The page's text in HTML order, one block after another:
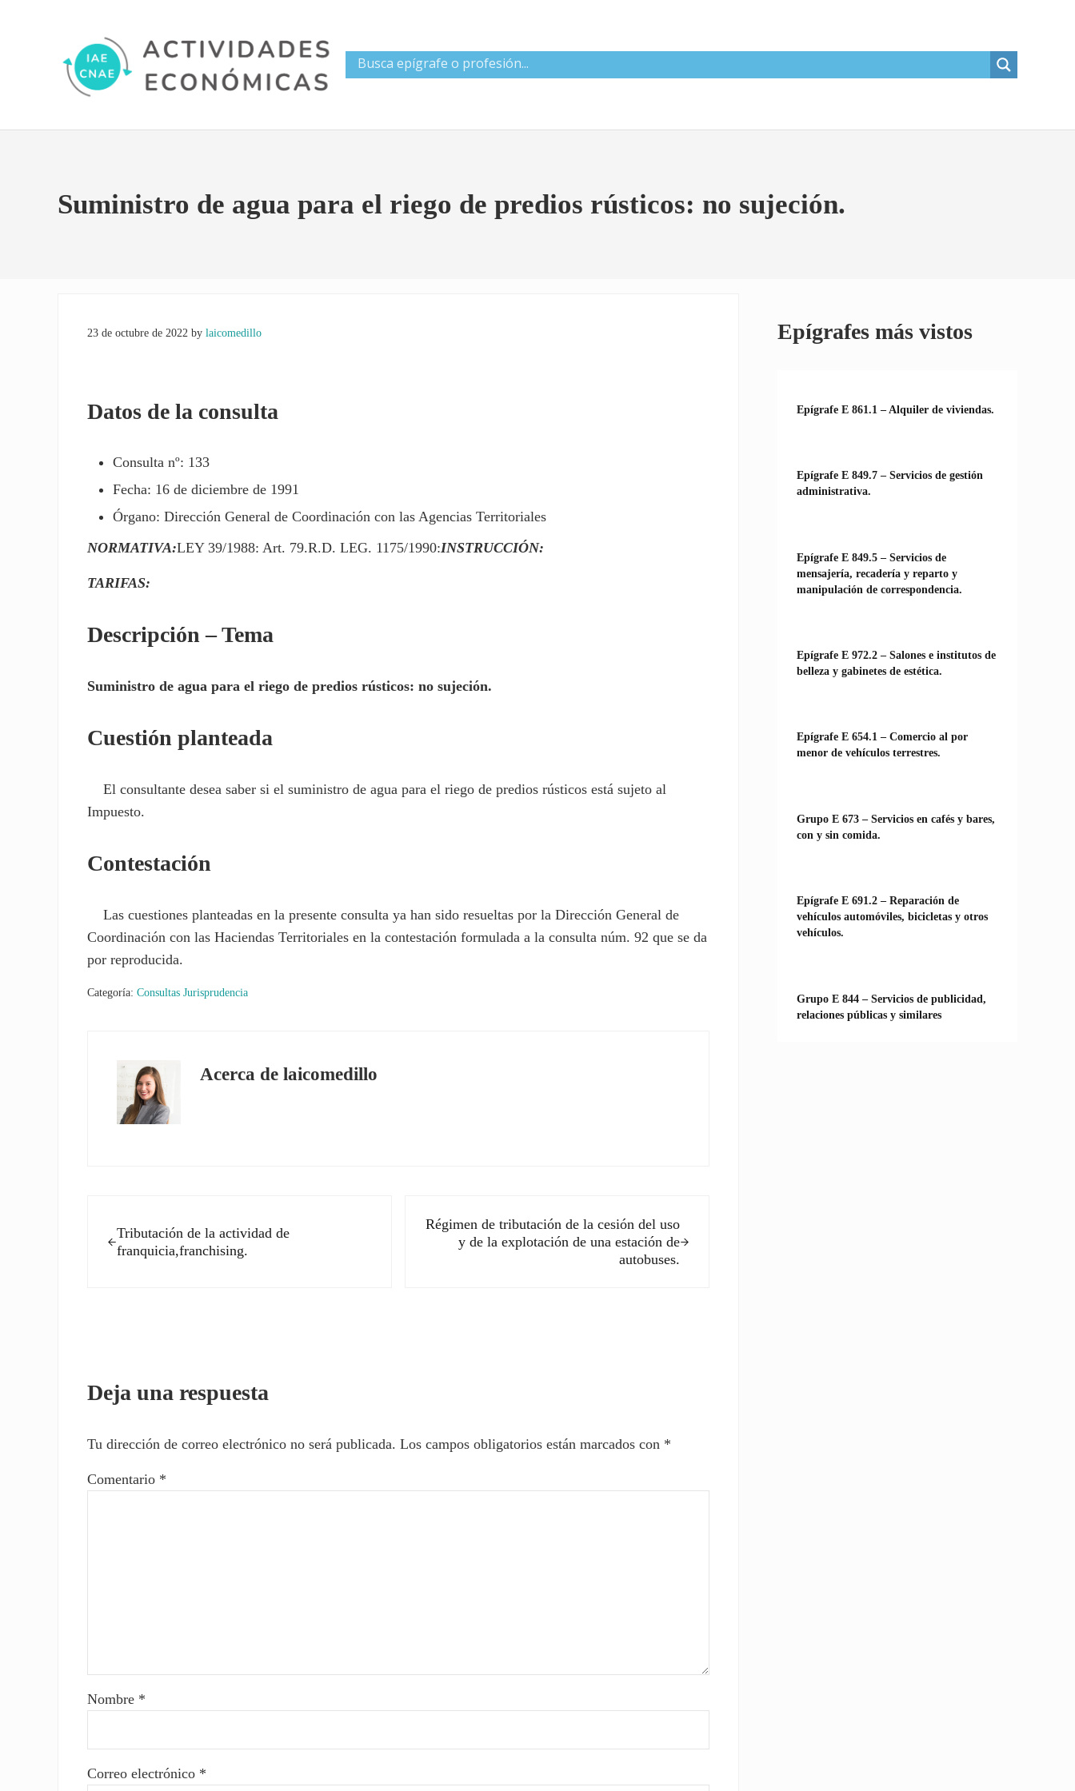
Suministro de agua para el riego de predios rústicos: no sujeción.
23 de octubre de 2022 bylaicomedillo
Datos de la consulta
Consulta nº: 133
Fecha: 16 de diciembre de 1991
Órgano: Dirección General de Coordinación con las Agencias Territoriales
NORMATIVA:LEY 39/1988: Art. 79.R.D. LEG. 1175/1990:INSTRUCCIÓN:
TARIFAS:
Descripción – Tema
Suministro de agua para el riego de predios rústicos: no sujeción.
Cuestión planteada
El consultante desea saber si el suministro de agua para el riego de predios rústicos está sujeto al
Impuesto.
Contestación
Las cuestiones planteadas en la presente consulta ya han sido resueltas por la Dirección General de
Coordinación con las Haciendas Territoriales en la contestación formulada a la consulta núm. 92 que se da
por reproducida.
Categoría:Consultas Jurisprudencia
Acerca delaicomedillo
Tributación de la actividad de
franquicia,franchising.
Régimen de tributación de la cesión del uso
y de la explotación de una estación de
autobuses.
Deja una respuesta
Tu dirección de correo electrónico no será publicada. Los campos obligatorios están marcados con *
Comentario *
Nombre *
Correo electrónico *
Epígrafes más vistos
Epígrafe E 861.1 – Alquiler de viviendas.
Epígrafe E 849.7 – Servicios de gestión
administrativa.
Epígrafe E 849.5 – Servicios de
mensajería, recadería y reparto y
manipulación de correspondencia.
Epígrafe E 972.2 – Salones e institutos de
belleza y gabinetes de estética.
Epígrafe E 654.1 – Comercio al por
menor de vehículos terrestres.
Grupo E 673 – Servicios en cafés y bares,
con y sin comida.
Epígrafe E 691.2 – Reparación de
vehículos automóviles, bicicletas y otros
vehículos.
Grupo E 844 – Servicios de publicidad,
relaciones públicas y similares